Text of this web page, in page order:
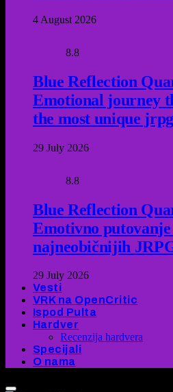
4 August 2026
8.8
Blue Reflection
Emotional journey
the most unique
29 July 2026
8.8
Blue Reflection
Emotivno
najneobičnijih
29 July 2026
Vesti
VRK na OpenCritic
Ispod Pulta
Hardver
Recenzija hardvera
Specijali
O nama